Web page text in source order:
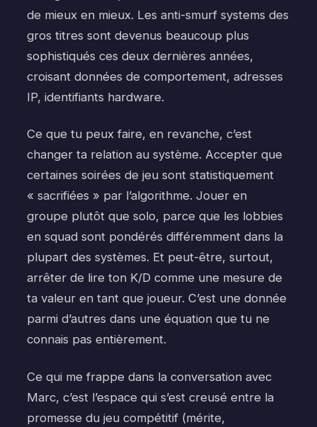
de mieux en mieux. Les anti-smurf systems des
gros titres sont devenus beaucoup plus
sophistiqués ces deux dernières années,
croisant données de comportement, adresses
IP, identifiants hardware.
Ce que tu peux faire, en revanche, c’est
changer ta relation au système. Accepter que
certaines soirées de jeu sont statistiquement
« sacrifiées » par l’algorithme. Jouer en
groupe plutôt que solo, parce que les lobbies
en squad sont pondérés différemment dans la
plupart des systèmes. Et peut-être, surtout,
arrêter de lire ton K/D comme une mesure de
ta valeur en tant que joueur. C’est une donnée
parmi d’autres dans une équation que tu ne
connais pas entièrement.
Ce qui me frappe dans la conversation avec
Marc, c’est l’espace qui s’est creusé entre la
promesse du jeu compétitif (mérite,